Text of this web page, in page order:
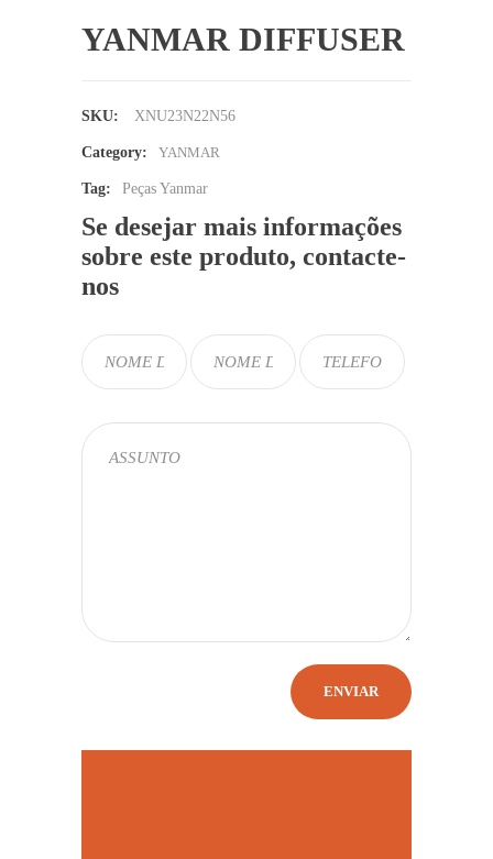
YANMAR DIFFUSER
SKU: XNU23N22N56
Category: YANMAR
Tag: Peças Yanmar
Se desejar mais informações
sobre este produto, contacte-
nos